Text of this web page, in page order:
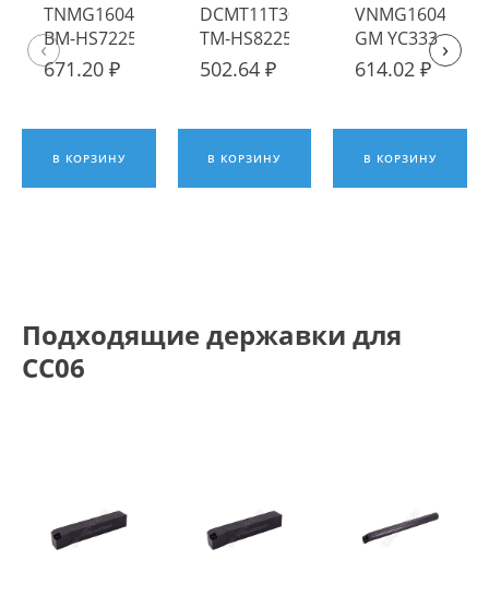
TNMG160412-
BM-HS7225
Пластина
671.20 ₽
В КОРЗИНУ
DCMT11T304-
TM-HS8225
Пластина
502.64 ₽
В КОРЗИНУ
VNMG160408-
GM YC333
Пластина
614.02 ₽
В КОРЗИНУ
‹ ›
Подходящие державки для
CC06